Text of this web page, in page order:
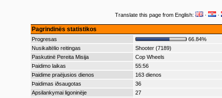
Translate this page from English: · ·
Pagrindinës statistikos
Progresas
66.84%
Nusikaltëlio reitingas
Shooter (7189)
Paskutinë Pereita Misija
Cop Wheels
Þaidimo laikas
55:56
Þaidime praëjusios dienos
163 dienos
Þaidimas iðsaugotas
36
Apsilankymai ligoninëje
27